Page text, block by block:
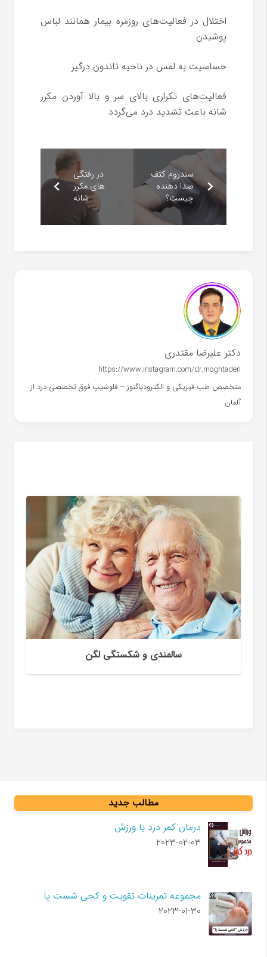
اختلال در فعالیت‌های روزمره بیمار همانند لباس
پوشیدن
حساسیت به لمس در ناحیه تاندون درگیر
فعالیت‌های تکراری بالای سر و بالا آوردن مکرر
شانه باعث تشدید درد می‌گردد
در رفتگی
های مکرر
شانه
سندروم کتف
صدا دهنده
چیست؟
دکتر علیرضا مقتدری
https://www.instagram.com/dr.moghtaderi
متخصص طب فیزیکی و الکترودیاگنوز -- فلوشیپ فوق تخصصی درد از
آلمان
مطالب جدید
درمان کمر درد با ورزش
2023-02-03
مجموعه تمرینات تقویت و کجی شست پا
2023-01-30